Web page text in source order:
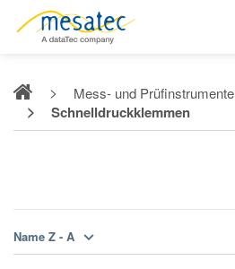
Mess- und Prüfinstrumente
Schnelldruckklemmen
Name Z - A